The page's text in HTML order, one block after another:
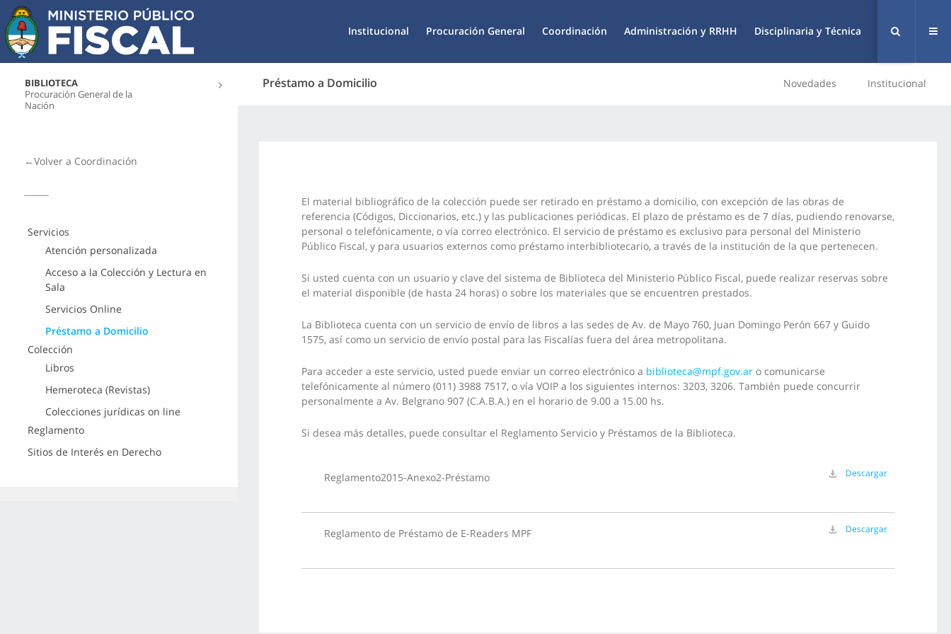
Institucional Procuración General Coordinación Administración y RRHH Disciplinaria y Técnica
BIBLIOTECA
Procuración General de la
Nación
Préstamo a Domicilio Novedades Institucional
←Volver a Coordinación
Servicios
Atención personalizada
Acceso a la Colección y Lectura en
Sala
Servicios Online
Préstamo a Domicilio
Colección
Libros
Hemeroteca (Revistas)
Colecciones jurídicas on line
Reglamento
Sitios de Interés en Derecho
El material bibliográfico de la colección puede ser retirado en préstamo a domicilio, con excepción de las obras de
referencia (Códigos, Diccionarios, etc.) y las publicaciones periódicas. El plazo de préstamo es de 7 días, pudiendo renovarse,
personal o telefónicamente, o vía correo electrónico. El servicio de préstamo es exclusivo para personal del Ministerio
Público Fiscal, y para usuarios externos como préstamo interbibliotecario, a través de la institución de la que pertenecen.
Si usted cuenta con un usuario y clave del sistema de Biblioteca del Ministerio Público Fiscal, puede realizar reservas sobre
el material disponible (de hasta 24 horas) o sobre los materiales que se encuentren prestados.
La Biblioteca cuenta con un servicio de envío de libros a las sedes de Av. de Mayo 760, Juan Domingo Perón 667 y Guido
1575, así como un servicio de envío postal para las Fiscalías fuera del área metropolitana.
Para acceder a este servicio, usted puede enviar un correo electrónico a biblioteca@mpf.gov.ar o comunicarse
telefónicamente al número (011) 3988 7517, o vía VOIP a los siguientes internos: 3203, 3206. También puede concurrir
personalmente a Av. Belgrano 907 (C.A.B.A.) en el horario de 9.00 a 15.00 hs.
Si desea más detalles, puede consultar el Reglamento Servicio y Préstamos de la Biblioteca.
Descargar
Reglamento2015-Anexo2-Préstamo
Descargar
Reglamento de Préstamo de E-Readers MPF